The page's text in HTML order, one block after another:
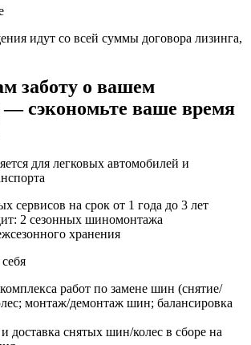
идут со всей суммы договора лизинга,
заботу о вашем
— сэкономьте ваше время
для легковых автомобилей и
сервисов на срок от 1 года до 3 лет
2 сезонных шиномонтажа
хранения
работ по замене шин (снятие/
монтаж/демонтаж шин; балансировка
доставка снятых шин/колес в сборе на